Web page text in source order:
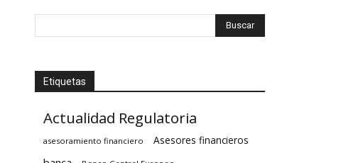
Etiquetas
Actualidad Regulatoria
asesoramiento financiero Asesores financieros